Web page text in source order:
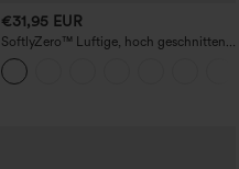
€31,95 EUR
SoftlyZero™ Luftige, hoch geschnittene,
geraffte InstantCool-Yogashorts 3'' mit
Taschen